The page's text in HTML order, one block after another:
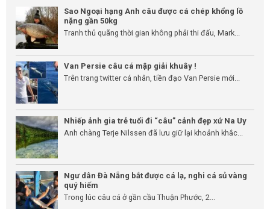
Sao Ngoại hạng Anh câu được cá chép khổng lồ
nặng gần 50kg
Tranh thủ quãng thời gian không phải thi đấu, Mark...
Van Persie câu cá mập giải khuây !
Trên trang twitter cá nhân, tiền đạo Van Persie mới...
Nhiếp ảnh gia trẻ tuổi đi “câu” cảnh đẹp xứ Na Uy
Anh chàng Terje Nilssen đã lưu giữ lại khoảnh khắc...
Ngư dân Đà Nẵng bắt được cá lạ, nghi cá sủ vàng
quý hiếm
Trong lúc câu cá ở gần cầu Thuận Phước, 2...